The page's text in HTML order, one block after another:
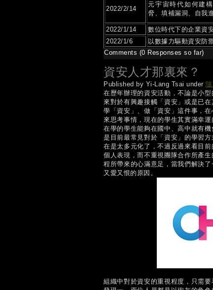
2022/2/14
元宇宙時代如何建
脅、填補漏洞、自我
2022/1/14
數位時代下的企業資
2022/1/6
以數據力驅動資安防
Comments (0 Responses so far)
資安人才那裏來？
Published by Yi-Lang Tsai under
在歷年辦理的資安活動，不論是小
來對於有興趣接觸「資安」或是已
學「資安」、做「資安」這件事，
來思考事情，現在的學生其實滿幸
在學的學生能夠在國中、高中就有
是目前最常見對於「資安」的學習
在是太多元化了，不過反過來看目
個人表現，而不重視團隊合作所產
程所帶來的心滿意足，當我們解決
又愛又恨的原因。
組織中對於資安的重視程度，只需